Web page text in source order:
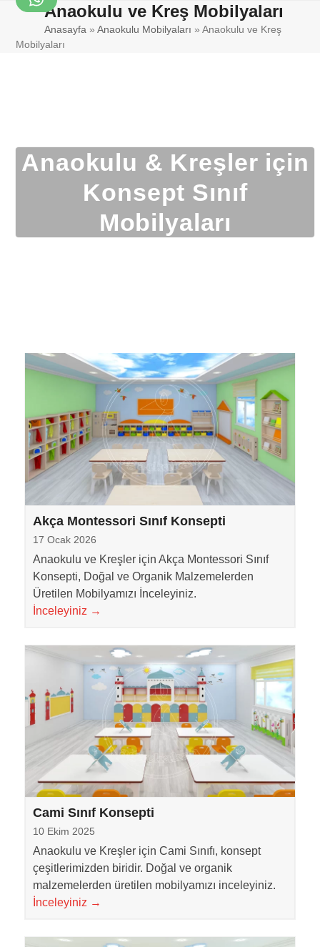
Skip
content
WhatsApp
Open
mobile
Close
mobile
Anaokulu ve Kreş Mobilyaları
Anasayfa »Anaokulu Mobilyaları »Anaokulu ve Kreş
Mobilyaları
Anaokulu & Kreşler için
Konsept Sınıf
Mobilyaları
Akça Montessori Sınıf Konsepti
17 Ocak 2026
Anaokulu ve Kreşler için Akça Montessori Sınıf
Konsepti, Doğal ve Organik Malzemelerden
Üretilen Mobilyamızı İnceleyiniz.
İnceleyiniz →
Cami Sınıf Konsepti
10 Ekim 2025
Anaokulu ve Kreşler için Cami Sınıfı, konsept
çeşitlerimizden biridir. Doğal ve organik
malzemelerden üretilen mobilyamızı inceleyiniz.
İnceleyiniz →